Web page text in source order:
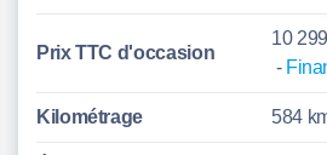
Prix TTC d'occasion
10
-
Kilométrage 584